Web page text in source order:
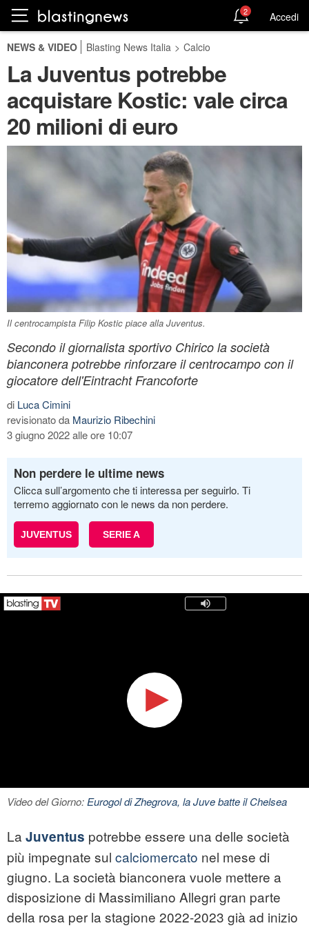
2 Accedi
NEWS & VIDEO Blasting News Italia > Calcio
La Juventus potrebbe
acquistare Kostic: vale circa
20 milioni di euro
Il centrocampista Filip Kostic piace alla Juventus.
Secondo il giornalista sportivo Chirico la società
bianconera potrebbe rinforzare il centrocampo con il
giocatore dell'Eintracht Francoforte
di Luca Cimini
revisionato da Maurizio Ribechini
3 giugno 2022 alle ore 10:07
Non perdere le ultime news
Clicca sull’argomento che ti interessa per seguirlo. Ti
terremo aggiornato con le news da non perdere.
JUVENTUS SERIE A
Video del Giorno:Eurogol di Zhegrova, la Juve batte il Chelsea
La Juventus potrebbe essere una delle società
più impegnate sul calciomercato nel mese di
giugno. La società bianconera vuole mettere a
disposizione di Massimiliano Allegri gran parte
della rosa per la stagione 2022-2023 già ad inizio